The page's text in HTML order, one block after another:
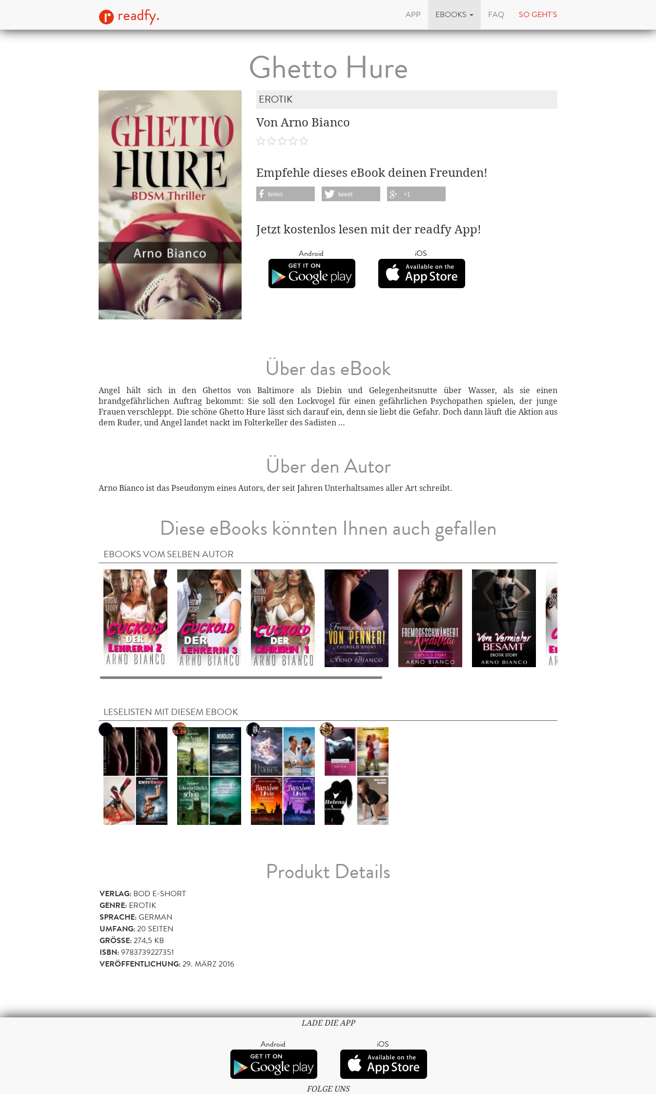
readfy. APP EBOOKS FAQ SO GEHT'S
Ghetto Hure
EROTIK
Von Arno Bianco
Empfehle dieses eBook deinen Freunden!
teilen tweet +1
Jetzt kostenlos lesen mit der readfy App!
Android iOS
Über das eBook
Angel hält sich in den Ghettos von Baltimore als Diebin und Gelegenheitsnutte über Wasser, als sie einen
brandgefährlichen Auftrag bekommt: Sie soll den Lockvogel für einen gefährlichen Psychopathen spielen, der junge
Frauen verschleppt. Die schöne Ghetto Hure lässt sich darauf ein, denn sie liebt die Gefahr. Doch dann läuft die Aktion aus
dem Ruder, und Angel landet nackt im Folterkeller des Sadisten …
Über den Autor
Arno Bianco ist das Pseudonym eines Autors, der seit Jahren Unterhaltsames aller Art schreibt.
Diese eBooks könnten Ihnen auch gefallen
EBOOKS VOM SELBEN AUTOR
LESELISTEN MIT DIESEM EBOOK
Produkt Details
VERLAG: BOD E-SHORT
GENRE: EROTIK
SPRACHE:GERMAN
UMFANG:20 SEITEN
GRÖSSE: 274,5 KB
ISBN:9783739227351
VERÖFFENTLICHUNG:29. MÄRZ 2016
LADE DIE APP
Android iOS
FOLGE UNS